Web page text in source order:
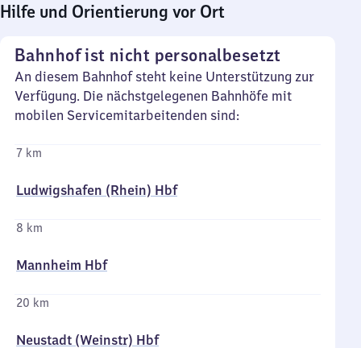
Hilfe und Orientierung vor Ort
Bahnhof ist nicht personalbesetzt
An diesem Bahnhof steht keine Unterstützung zur
Verfügung. Die nächstgelegenen Bahnhöfe mit
mobilen Servicemitarbeitenden sind:
7 km
Ludwigshafen (Rhein) Hbf
8 km
Mannheim Hbf
20 km
Neustadt (Weinstr) Hbf